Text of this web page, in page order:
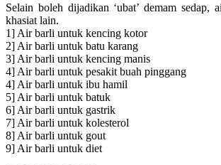
Selain boleh dijadikan ‘ubat’ demam sedap,
khasiat lain.
1] Air barli untuk kencing kotor
2] Air barli untuk batu karang
3] Air barli untuk kencing manis
4] Air barli untuk pesakit buah pinggang
4] Air barli untuk ibu hamil
5] Air barli untuk batuk
6] Air barli untuk gastrik
7] Air barli untuk kolesterol
8] Air barli untuk gout
9] Air barli untuk diet